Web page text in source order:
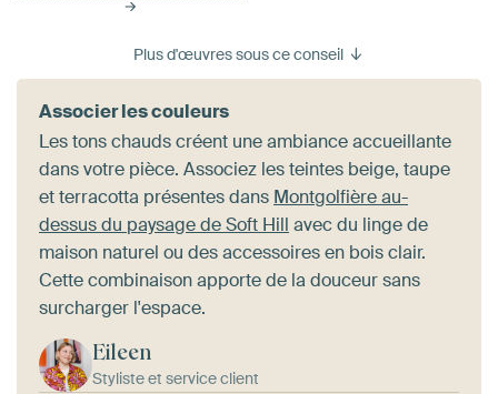
Plus d'œuvres sous ce conseil
Associer les couleurs
Les tons chauds créent une ambiance accueillante
dans votre pièce. Associez les teintes beige, taupe
et terracotta présentes dans Montgolfière au-
dessus du paysage de Soft Hill avec du linge de
maison naturel ou des accessoires en bois clair.
Cette combinaison apporte de la douceur sans
surcharger l'espace.
Eileen
Styliste et service client